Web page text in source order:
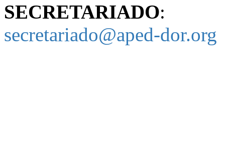
SECRETARIADO:
secretariado@aped-dor.org